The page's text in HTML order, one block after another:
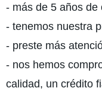
- más de 5 años de
- tenemos nuestra
- preste más
- nos hemos
calidad, un crédito